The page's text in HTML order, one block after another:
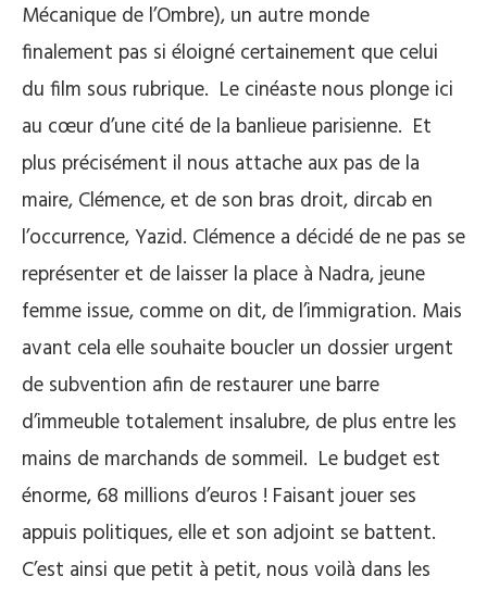
Mécanique de l’Ombre), un autre monde
finalement pas si éloigné certainement que celui
du film sous rubrique. Le cinéaste nous plonge ici
au cœur d’une cité de la banlieue parisienne. Et
plus précisément il nous attache aux pas de la
maire, Clémence, et de son bras droit, dircab en
l’occurrence, Yazid. Clémence a décidé de ne pas se
représenter et de laisser la place à Nadra, jeune
femme issue, comme on dit, de l’immigration. Mais
avant cela elle souhaite boucler un dossier urgent
de subvention afin de restaurer une barre
d’immeuble totalement insalubre, de plus entre les
mains de marchands de sommeil. Le budget est
énorme, 68 millions d’euros ! Faisant jouer ses
appuis politiques, elle et son adjoint se battent.
C’est ainsi que petit à petit, nous voilà dans les